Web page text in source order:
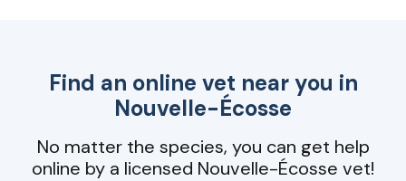
Find an online vet near you in
Nouvelle-Écosse
No matter the species, you can get help
online by a licensed Nouvelle-Écosse vet!